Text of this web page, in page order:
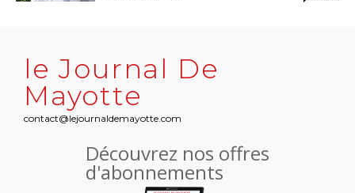
le Journal De
Mayotte
contact@lejournaldemayotte.com
Découvrez nos offres
d'abonnements